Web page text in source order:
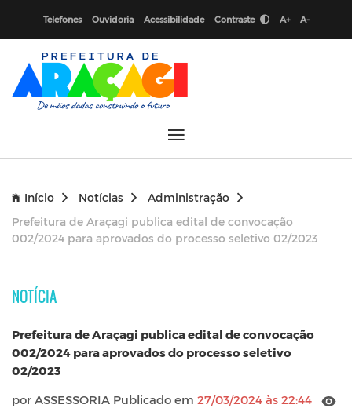
Telefones Ouvidoria Acessibilidade Contraste A+ A-
Início Notícias
Administração
Prefeitura de Araçagi publica edital de convocação
002/2024 para aprovados do processo seletivo 02/2023
NOTÍCIA
Prefeitura de Araçagi publica edital de convocação
002/2024 para aprovados do processo seletivo
02/2023
por ASSESSORIA Publicado em 27/03/2024 às 22:44